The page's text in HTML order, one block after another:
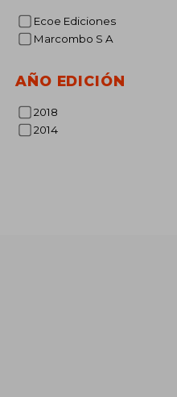
Ecoe Ediciones
Marcombo S A
AÑO EDICIÓN
2018
2014